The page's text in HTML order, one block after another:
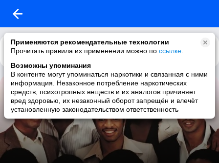
Применяются рекомендательные технологии
Прочитать правила их применении можно по ссылке
Возможны упоминания
В контенте могут упоминаться наркотики и связанная с ними
информация. Незаконное потребление наркотических
средств, психотропных веществ и их аналогов причиняет
вред здоровью, их незаконный оборот запрещён и влечёт
установленную законодательством ответственность
Каталог Рекомендации
Atlantic Starr.
27 треков|soul / rnb / 80s / funk